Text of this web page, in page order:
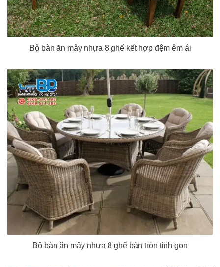
Bộ bàn ăn mây nhựa 8 ghế kết hợp đệm êm ái
Bộ bàn ăn mây nhựa 8 ghế bàn tròn tinh gọn